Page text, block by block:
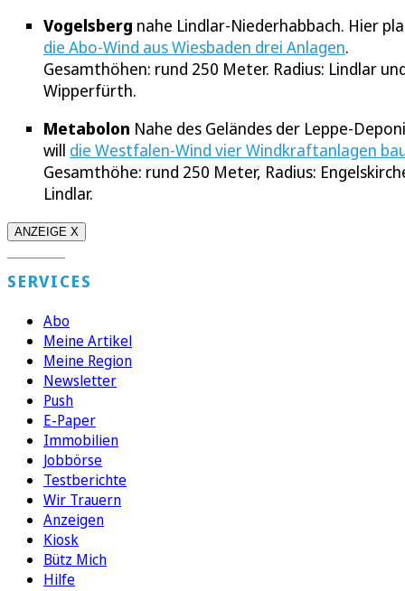
Vogelsberg nahe Lindlar-Niederhabbach. Hier
die Abo-Wind aus Wiesbaden drei Anlagen.
Gesamthöhen: rund 250 Meter. Radius: Lindlar
Wipperfürth.
Metabolon Nahe des Geländes der Leppe-
will die Westfalen-Wind vier Windkraftanlagen
Gesamthöhe: rund 250 Meter, Radius:
Lindlar.
ANZEIGE X
SERVICES
Abo
Meine Artikel
Meine Region
Newsletter
Push
E-Paper
Immobilien
Jobbörse
Testberichte
Wir Trauern
Anzeigen
Kiosk
Bütz Mich
Hilfe